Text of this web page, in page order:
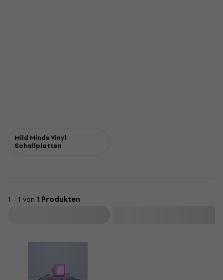
Mild Minds Vinyl
Schallplatten
1 - 1 von 1 Produkten